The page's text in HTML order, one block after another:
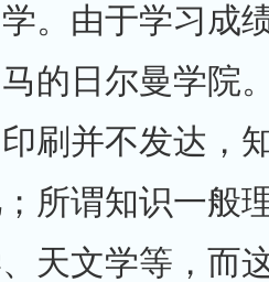
。由于学习成
的日尔曼学院
刷并不发达，
所谓知识一般
天文学等，而